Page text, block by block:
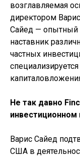
возглавляемая
директором
Сайед — опытный
наставник
частных
Не так давно
инвестиционном
Варис Сайед
США в